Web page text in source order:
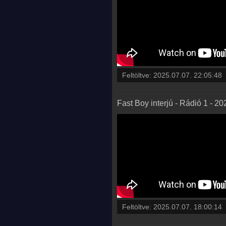
Feltöltve: 2025.07.07. 22:05:48
Fast Boy interjú - Rádió 1 -
Feltöltve: 2025.07.07. 18:00:14